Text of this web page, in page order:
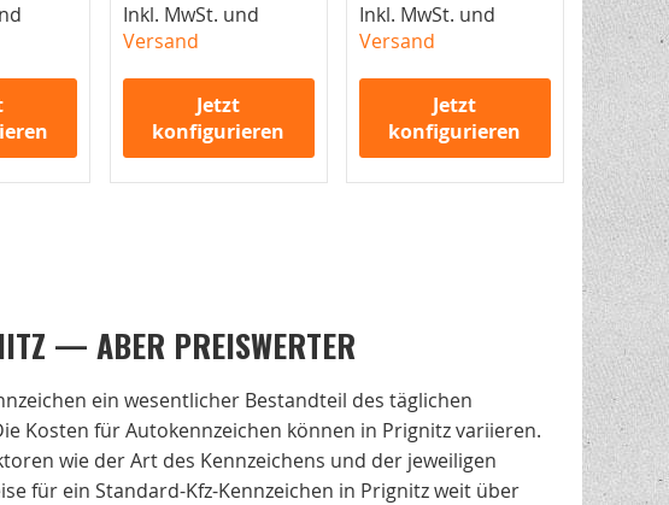
Inkl. MwSt. und
Versand
Jetzt
konfigurieren
Inkl. MwSt. und
Versand
Jetzt
konfigurieren
— ABER PREISWERTER
ein wesentlicher Bestandteil des täglichen
Kosten für Autokennzeichen können in Prignitz variieren.
wie der Art des Kennzeichens und der jeweiligen
für ein Standard-Kfz-Kennzeichen in Prignitz weit über